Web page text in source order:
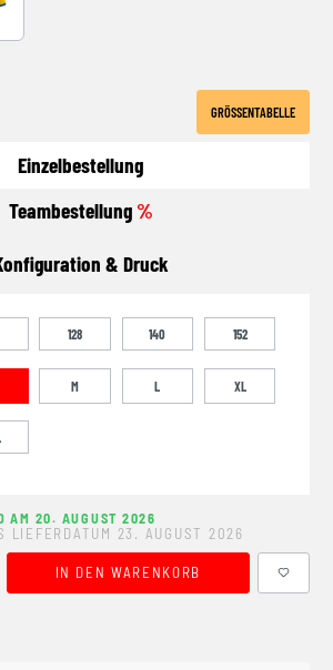
ROYAL
GRÖSSENTABELLE
Einzelbestellung
Teambestellung%
& Druck
128 140 152
M L XL
AM 20. AUGUST 2026
LIEFERDATUM 23. AUGUST 2026
den gewünschten Wert ein oder
IN DEN WARENKORB